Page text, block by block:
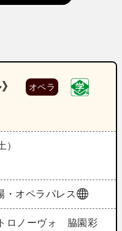
オペラ
）
・オペラパレス
ロノーヴォ 脇園彩